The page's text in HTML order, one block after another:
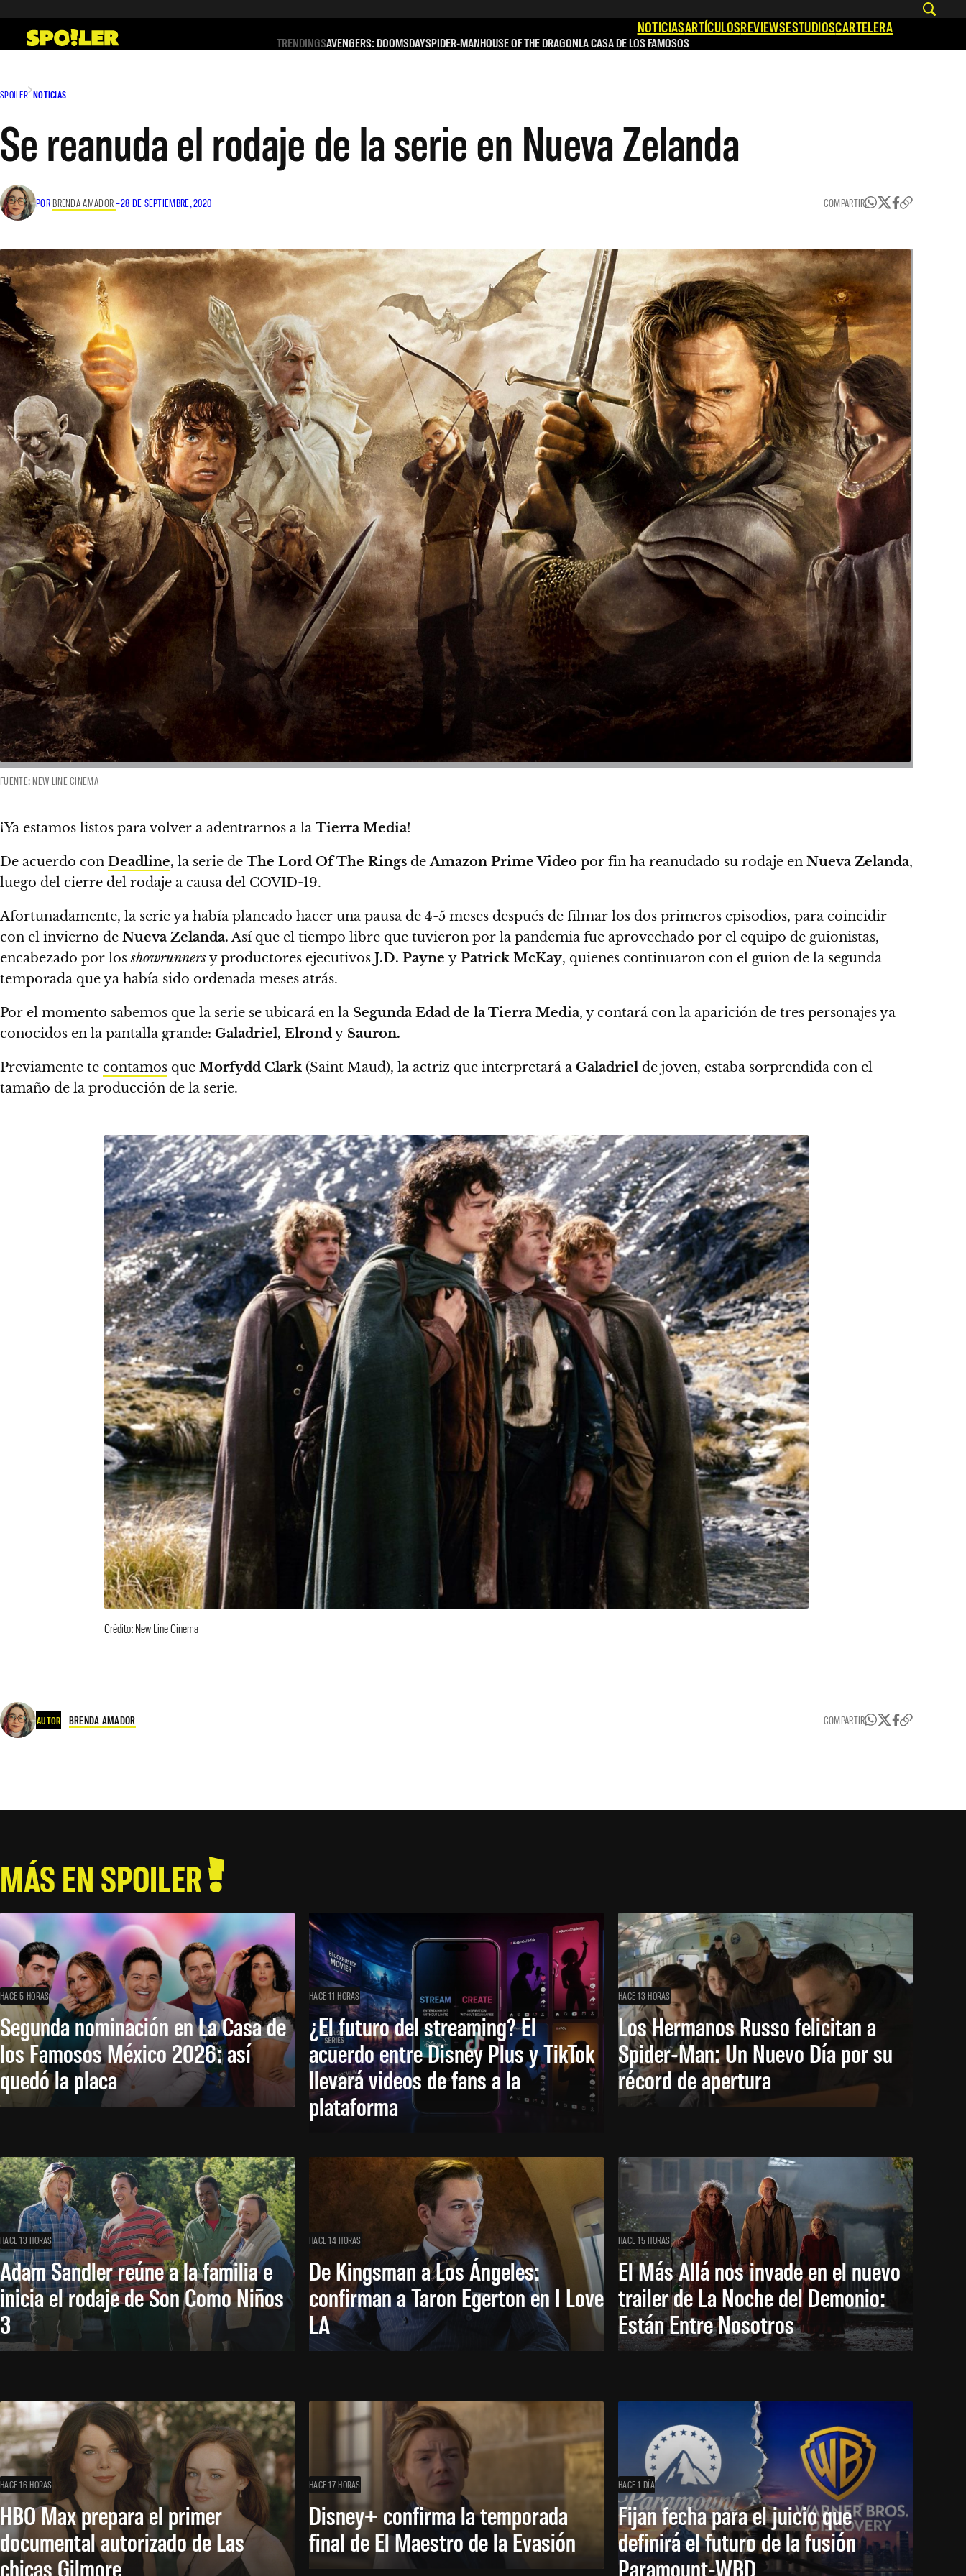
contenido
NOTICIASARTÍCULOSREVIEWSESTUDIOSCARTELERA
TRENDINGSAVENGERS: DOOMSDAYSPIDER-MANHOUSE OF THE DRAGONLA CASA DE LOS FAMOSOS
SPOILER NOTICIAS
Se reanuda el rodaje de la serie en Nueva Zelanda
POR BRENDA AMADOR–28 DE SEPTIEMBRE, 2020 COMPARTIR
FUENTE: NEW LINE CINEMA
¡Ya estamos listos para volver a adentrarnos a la Tierra Media!
De acuerdo con Deadline, la serie de The Lord Of The Rings deAmazon Prime Video por fin ha reanudado su rodaje en Nueva Zelanda,
luego del cierre del rodaje a causa del COVID-19.
Afortunadamente, la serie ya había planeado hacer una pausa de 4-5 meses después de filmar los dos primeros episodios, para coincidir
con el invierno de Nueva Zelanda. Así que el tiempo libre que tuvieron por la pandemia fue aprovechado por el equipo de guionistas,
encabezado por losshowrunnersy productores ejecutivos J.D. Payne y Patrick McKay, quienes continuaron con el guion de la segunda
temporada que ya había sido ordenada meses atrás.
Por el momento sabemos que la serie se ubicará en la Segunda Edad de la Tierra Media, y contará con la aparición de tres personajes ya
conocidos en la pantalla grande: Galadriel, Elrondy Sauron.
Previamente te contamos que Morfydd Clark (Saint Maud), la actriz que interpretará a Galadriel de joven, estaba sorprendida con el
tamaño de la producción de la serie.
Crédito: New Line Cinema
AUTOR BRENDA AMADOR COMPARTIR
MÁS EN SPOILER
HACE 5 HORAS
Segunda nominación en La Casa de
los Famosos México 2026: así
quedó la placa
HACE 11 HORAS
¿El futuro del streaming? El
acuerdo entre Disney Plus y TikTok
llevará videos de fans a la
plataforma
HACE 13 HORAS
Los Hermanos Russo felicitan a
Spider-Man: Un Nuevo Día por su
récord de apertura
HACE 13 HORAS
Adam Sandler reúne a la familia e
inicia el rodaje de Son Como Niños
3
HACE 14 HORAS
De Kingsman a Los Ángeles:
confirman a Taron Egerton en I Love
LA
HACE 15 HORAS
El Más Allá nos invade en el nuevo
trailer de La Noche del Demonio:
Están Entre Nosotros
HACE 16 HORAS
HBO Max prepara el primer
documental autorizado de Las
chicas Gilmore
HACE 17 HORAS
Disney+ confirma la temporada
final de El Maestro de la Evasión
HACE 1 DÍA
Fijan fecha para el juicio que
definirá el futuro de la fusión
Paramount-WBD